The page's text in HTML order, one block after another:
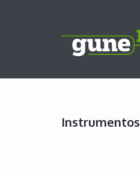
Instrumentos